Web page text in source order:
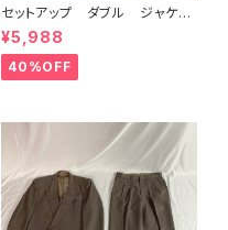
セットアップ ダブル ジャケッ
ト グレー ストライプ
¥5,988
40%OFF